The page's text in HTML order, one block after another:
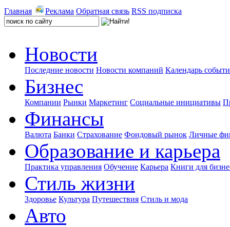
Главная Реклама Обратная связь RSS подписка
Новости
Последние новости Новости компаний Календарь
Бизнес
Компании Рынки Маркетинг Социальные инициативы
Финансы
Валюта Банки Страхование Фондовый рынок Личные
Образование и карьера
Практика управления Обучение Карьера Книги для
Стиль жизни
Здоровье Культура Путешествия Стиль и мода
Авто